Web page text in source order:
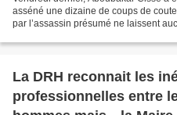
asséné une dizaine de coups de
par l’assassin présumé ne laissent
La DRH reconnait les
professionnelles entre